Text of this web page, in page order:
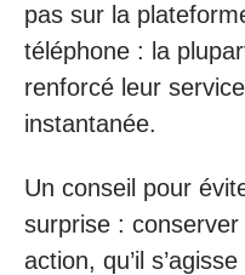
pas sur la
téléphone : la
renforcé leur
instantanée.
Un conseil pour
surprise :
action, qu’il